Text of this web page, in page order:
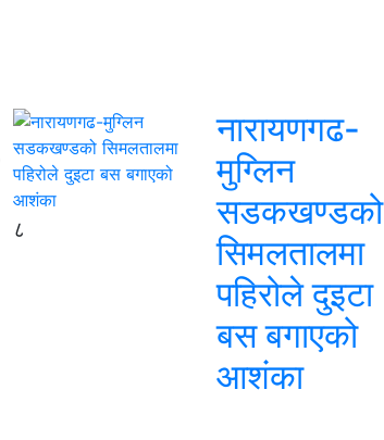
८
नारायणगढ-
मुग्लिन
सडकखण्डको
सिमलतालमा
पहिरोले दुइटा
बस बगाएको
आशंका